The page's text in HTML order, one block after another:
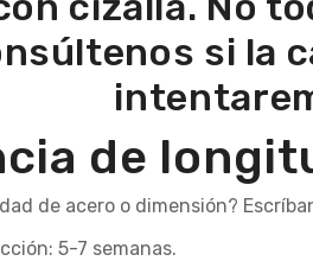
si la
de
de acero o dimensión?
5-7 semanas.